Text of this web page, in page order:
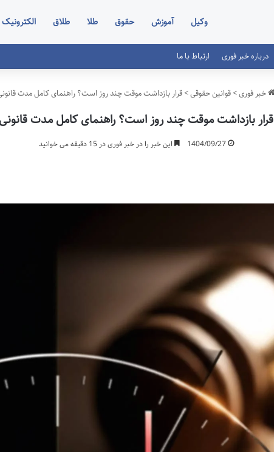
وکیل آموزش حقوق طلا طلاق الکترونیک
درباره خبر فوری ارتباط با ما
خبر فوری>قوانین حقوقی>قرار بازداشت موقت چند روز است؟ راهنمای کامل مدت
قرار بازداشت موقت چند روز است؟ راهنمای کامل مدت
1404/09/27 این خبر را در خبر فوری در 15 دقیقه می خوانید